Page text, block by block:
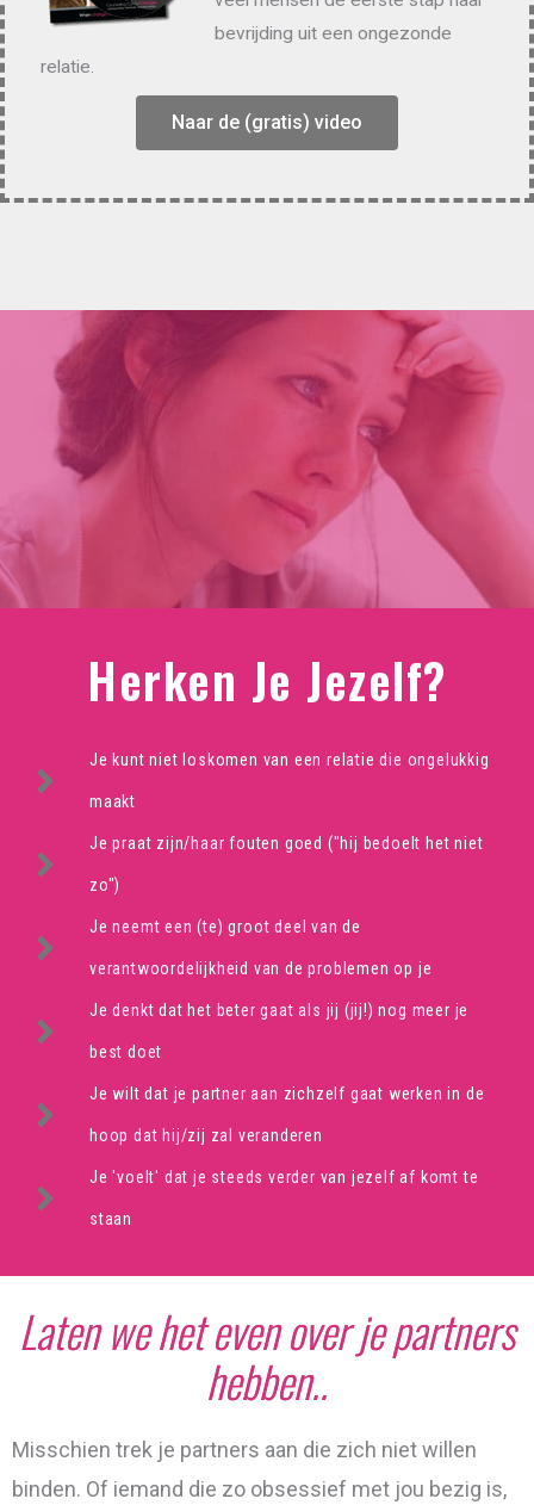
bevrijding uit een ongezonde
relatie.
Naar de (gratis) video
Herken Je Jezelf?
Je kunt niet loskomen van een relatie die ongelukkig
maakt
Je praat zijn/haar fouten goed ("hij bedoelt het niet
zo")
Je neemt een (te) groot deel van de
verantwoordelijkheid van de problemen op je
Je denkt dat het beter gaat als jij (jij!) nog meer je
best doet
Je wilt dat je partner aan zichzelf gaat werken in de
hoop dat hij/zij zal veranderen
Je 'voelt' dat je steeds verder van jezelf af komt te
staan
Laten we het even over je partners
hebben..
Misschien trek je partners aan die zich niet willen
binden. Of iemand die zo obsessief met jou bezig is,